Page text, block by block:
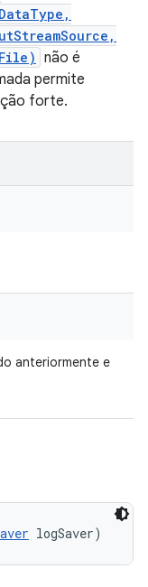
não é
permite
forte.
anteriormente e
logSaver)